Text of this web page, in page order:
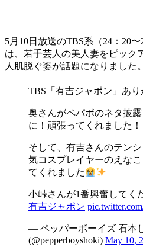
5月10日放送のTBS系（24：20
は、若手芸人の美人妻をピック
人肌脱ぐ姿が話題になりました。
TBS「有吉ジャポン」あり
奥さんがペパボのネタ披
に！頑張ってくれました！
そして、有吉さんのテン
気コスプレイヤーのえな
てくれました
小峠さんが1番興奮してく
有吉ジャポン
— ペッパーボーイズ 石本
(@pepperboyshoki) May 10,